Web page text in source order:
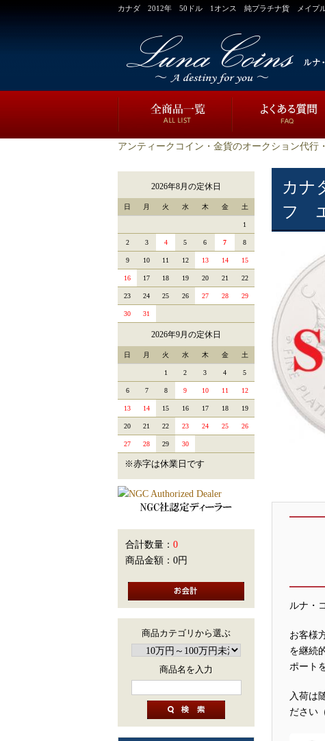
カナダ 2012年 50ドル 1オンス 純プラチナ貨 メイプ
アンティークコイン・金貨のオークション代行
カ
フ
ルナ・
お客様
を継続
ポート
入荷は
ださい
2026年8月の定休日
日 月 火 水 木 金 土
1
2 3 4 5 6 7 8
9 10 11 12 13 14 15
16 17 18 19 20 21 22
23 24 25 26 27 28 29
30 31
2026年9月の定休日
日 月 火 水 木 金 土
1 2 3 4 5
6 7 8 9 10 11 12
13 14 15 16 17 18 19
20 21 22 23 24 25 26
27 28 29 30
※赤字は休業日です
合計数量： 0
商品金額： 0円
商品カテゴリから選ぶ
商品名を入力